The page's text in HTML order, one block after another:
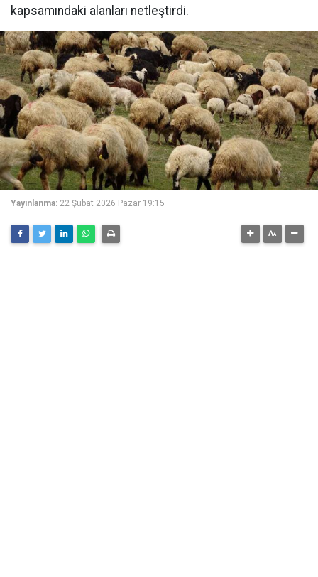
kapsamındaki alanları netleştirdi.
Yayınlanma: 22 Şubat 2026 Pazar 19:15